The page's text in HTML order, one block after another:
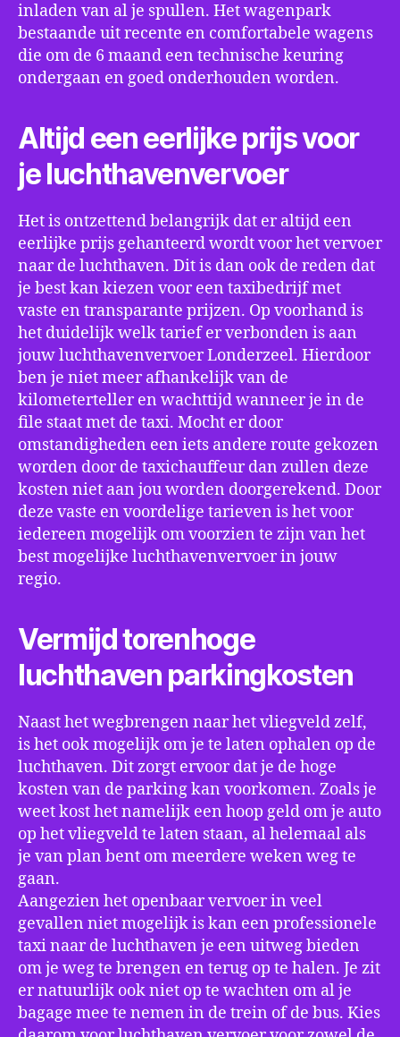
inladen van al je spullen. Het wagenpark
bestaande uit recente en comfortabele wagens
die om de 6 maand een technische keuring
ondergaan en goed onderhouden worden.
Altijd een eerlijke prijs voor
je luchthavenvervoer
Het is ontzettend belangrijk dat er altijd een
eerlijke prijs gehanteerd wordt voor het vervoer
naar de luchthaven. Dit is dan ook de reden dat
je best kan kiezen voor een taxibedrijf met
vaste en transparante prijzen. Op voorhand is
het duidelijk welk tarief er verbonden is aan
jouw luchthavenvervoer Londerzeel. Hierdoor
ben je niet meer afhankelijk van de
kilometerteller en wachttijd wanneer je in de
file staat met de taxi. Mocht er door
omstandigheden een iets andere route gekozen
worden door de taxichauffeur dan zullen deze
kosten niet aan jou worden doorgerekend. Door
deze vaste en voordelige tarieven is het voor
iedereen mogelijk om voorzien te zijn van het
best mogelijke luchthavenvervoer in jouw
regio.
Vermijd torenhoge
luchthaven parkingkosten
Naast het wegbrengen naar het vliegveld zelf,
is het ook mogelijk om je te laten ophalen op de
luchthaven. Dit zorgt ervoor dat je de hoge
kosten van de parking kan voorkomen. Zoals je
weet kost het namelijk een hoop geld om je auto
op het vliegveld te laten staan, al helemaal als
je van plan bent om meerdere weken weg te
gaan.
Aangezien het openbaar vervoer in veel
gevallen niet mogelijk is kan een professionele
taxi naar de luchthaven je een uitweg bieden
om je weg te brengen en terug op te halen. Je zit
er natuurlijk ook niet op te wachten om al je
bagage mee te nemen in de trein of de bus. Kies